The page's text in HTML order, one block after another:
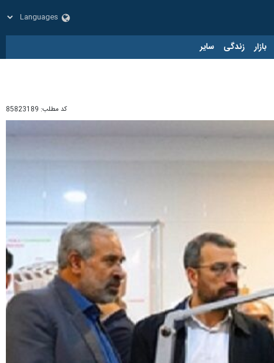
بازار زندگی سایر
کد مطلب: 85823189